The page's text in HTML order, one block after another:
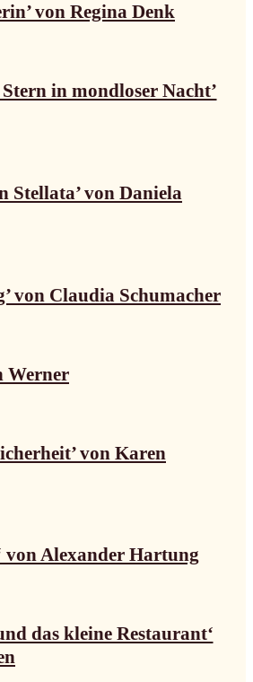
von Regina Denk
Stern in mondloser Nacht’
Stellata’ von Daniela
von Claudia Schumacher
Werner
von Karen
von Alexander Hartung
das kleine Restaurant‘